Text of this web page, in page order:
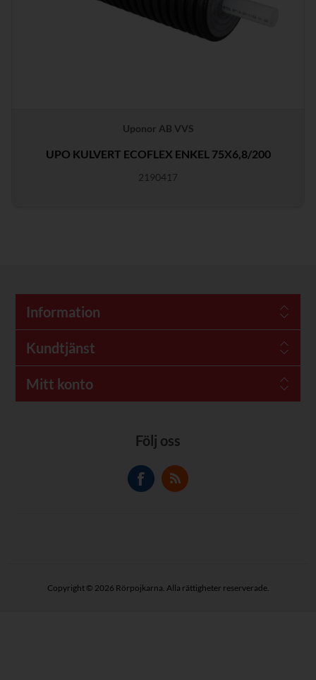
Uponor AB VVS
UPO KULVERT ECOFLEX ENKEL 75X6,8/200
2190417
Information
Kundtjänst
Mitt konto
Följ oss
Copyright © 2026 Rörpojkarna. Alla rättigheter reserverade.